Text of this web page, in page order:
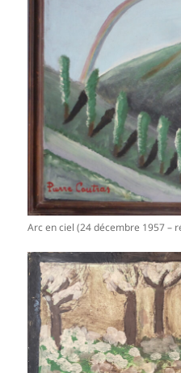
Arc en ciel (24 décembre 1957 –